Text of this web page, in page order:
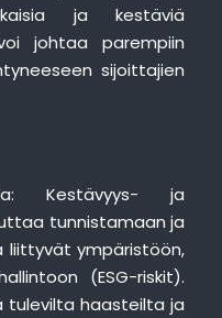
ja kestäviä
johtaa parempiin
sijoittajien
Kestävyys- ja
tunnistamaan ja
liittyvät ympäristöön,
(ESG-riskit).
tulevilta haasteilta ja